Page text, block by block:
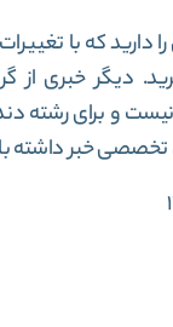
دارید که با
دیگر خبری از
و برای رشته
خبر داشته